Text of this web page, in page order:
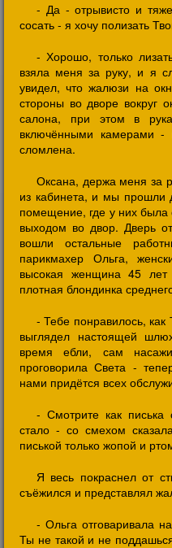
- Да - отрывисто и
сосать - я хочу полизать
- Хорошо, только
взяла меня за руку, и я
увидел, что жалюзи на
стороны во дворе вокруг
салона, при этом в
включёнными камерами -
сломлена.
Оксана, держа меня за
из кабинета, и мы прошли
помещение, где у них была
выходом во двор. Дверь
вошли остальные
парикмахер Ольга,
высокая женщина 45
плотная блондинка
- Тебе понравилось,
выглядел настоящей
время ебли, сам
проговорила Света -
нами придётся всех
- Смотрите как
стало - со смехом
писькой только жопой и
Я весь покраснел от
съёжился и представлял
- Ольга отговаривала
Ты не такой и не